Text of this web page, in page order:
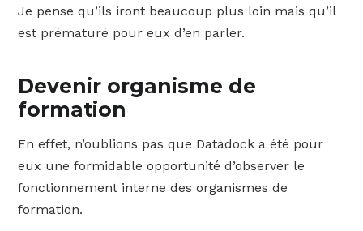
Je pense qu’ils iront beaucoup plus loin mais qu’il
est prématuré pour eux d’en parler.
Devenir organisme de
formation
En effet, n’oublions pas que Datadock a été pour
eux une formidable opportunité d’observer le
fonctionnement interne des organismes de
formation.